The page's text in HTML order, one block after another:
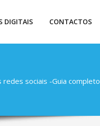
DIGITAIS CONTACTOS
redes sociais -Guia completo